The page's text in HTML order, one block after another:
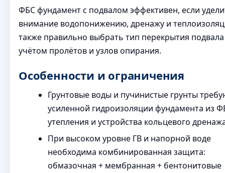
ФБС фундамент с подвалом эффективен, если
внимание водопонижению, дренажу и
также правильно выбрать тип перекрытия подвала
учётом пролётов и узлов опирания.
Особенности и ограничения
Грунтовые воды и пучинистые грунты
усиленной гидроизоляции фундамента из
утепления и устройства кольцевого
При высоком уровне ГВ и напорной воде
необходима комбинированная защита:
обмазочная + мембранная + бентонитовые